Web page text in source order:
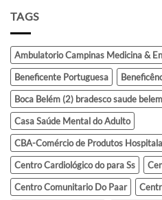
TAGS
Ambulatorio Campinas Medicina &
Beneficente Portuguesa
Boca Belém (2) bradesco saude belem
Casa Saúde Mental do Adulto
CBA-Comércio de Produtos
Centro Cardiológico do para Ss
Centro Comunitario Do Paar